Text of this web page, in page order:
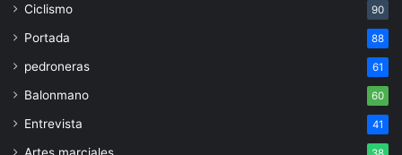
Ciclismo 90
Portada 88
pedroneras 61
Balonmano 60
Entrevista 41